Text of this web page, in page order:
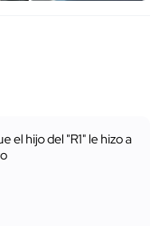
el hijo del "R1" le hizo a